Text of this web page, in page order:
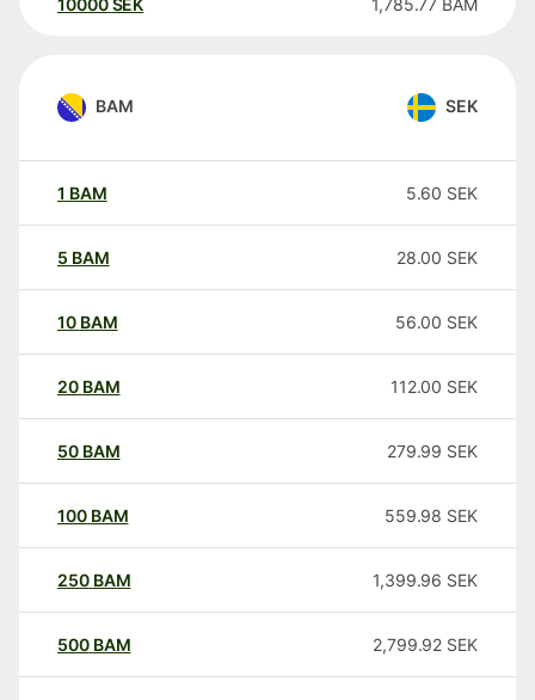
10000 SEK 1,785.77 BAM
BAM SEK
1 BAM 5.60 SEK
5 BAM 28.00 SEK
10 BAM 56.00 SEK
20 BAM 112.00 SEK
50 BAM 279.99 SEK
100 BAM 559.98 SEK
250 BAM 1,399.96 SEK
500 BAM 2,799.92 SEK